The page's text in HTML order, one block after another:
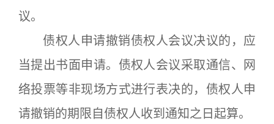
议。
债权人申请撤销债权人会议决议的，应
当提出书面申请。债权人会议采取通信、网
络投票等非现场方式进行表决的，债权人申
请撤销的期限自债权人收到通知之日起算。